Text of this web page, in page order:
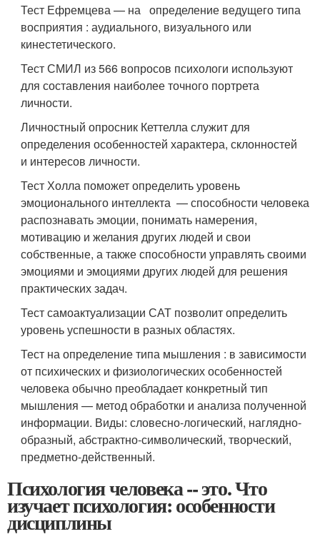
Тест Ефремцева — на определение ведущего типа
восприятия : аудиального, визуального или
кинестетического.
Тест СМИЛ из 566 вопросов психологи используют
для составления наиболее точного портрета
личности.
Личностный опросник Кеттелла служит для
определения особенностей характера, склонностей
и интересов личности.
Тест Холла поможет определить уровень
эмоционального интеллекта — способности человека
распознавать эмоции, понимать намерения,
мотивацию и желания других людей и свои
собственные, а также способности управлять своими
эмоциями и эмоциями других людей для решения
практических задач.
Тест самоактуализации САТ позволит определить
уровень успешности в разных областях.
Тест на определение типа мышления : в зависимости
от психических и физиологических особенностей
человека обычно преобладает конкретный тип
мышления — метод обработки и анализа полученной
информации. Виды: словесно-логический, наглядно-
образный, абстрактно-символический, творческий,
предметно-действенный.
Психология человека -- это. Что
изучает психология: особенности
дисциплины